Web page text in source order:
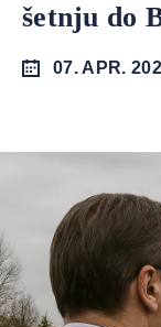
šetnju do
07. APR.